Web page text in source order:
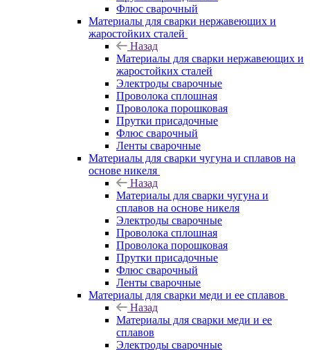
Флюс сварочный
Материалы для сварки нержавеющих и
жаростойких сталей
Назад
Материалы для сварки нержавеющих и
жаростойких сталей
Электроды сварочные
Проволока сплошная
Проволока порошковая
Прутки присадочные
Флюс сварочный
Ленты сварочные
Материалы для сварки чугуна и сплавов на
основе никеля
Назад
Материалы для сварки чугуна и
сплавов на основе никеля
Электроды сварочные
Проволока сплошная
Проволока порошковая
Прутки присадочные
Флюс сварочный
Ленты сварочные
Материалы для сварки меди и ее сплавов
Назад
Материалы для сварки меди и ее
сплавов
Электроды сварочные